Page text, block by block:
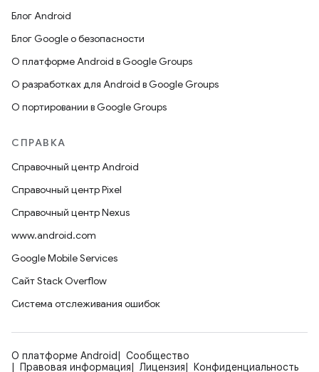
Блог Android
Блог Google о безопасности
О платформе Android в Google Groups
О разработках для Android в Google Groups
О портировании в Google Groups
СПРАВКА
Справочный центр Android
Справочный центр Pixel
Справочный центр Nexus
www.android.com
Google Mobile Services
Сайт Stack Overflow
Система отслеживания ошибок
О платформе Android
Сообщество
Правовая информация
Лицензия Конфиденциальность